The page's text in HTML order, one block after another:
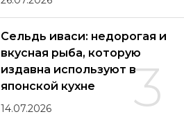
3
Сельдь иваси: недорогая и
вкусная рыба, которую
издавна используют в
японской кухне
14.07.2026